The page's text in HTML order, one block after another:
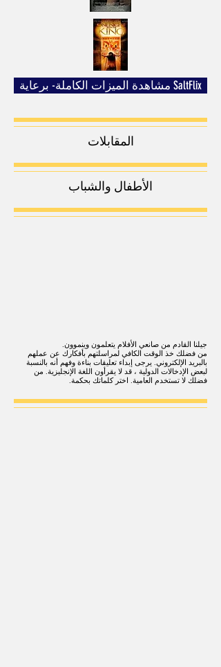
مشاهدة الميزات الكاملة- برعاية SaltFlix
المقابلات
الأطفال والشباب
جيلنا القادم من صانعي الأفلام يتعلمون وينموون.
من فضلك خذ الوقت الكافي لمراسلتهم بأفكارك عن عملهم
بالبريد الإلكتروني. يرجى إبداء تعليقات بناءة وفهم أنه بالنسبة
لبعض الإدخالات الدولية ، قد لا يقرأون اللغة الإنجليزية. من
فضلك لا تستخدم العامية. اختر كلماتك بحكمة.